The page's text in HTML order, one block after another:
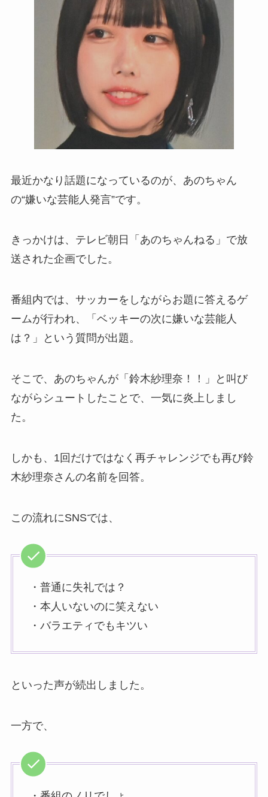
最近かなり話題になっているのが、あのちゃん
の“嫌いな芸能人発言”です。
きっかけは、テレビ朝日「あのちゃんねる」で放
送された企画でした。
番組内では、サッカーをしながらお題に答えるゲ
ームが行われ、「ベッキーの次に嫌いな芸能人
は？」という質問が出題。
そこで、あのちゃんが「鈴木紗理奈！！」と叫び
ながらシュートしたことで、一気に炎上しまし
た。
しかも、1回だけではなく再チャレンジでも再び鈴
木紗理奈さんの名前を回答。
この流れにSNSでは、
・普通に失礼では？
・本人いないのに笑えない
・バラエティでもキツい
といった声が続出しました。
一方で、